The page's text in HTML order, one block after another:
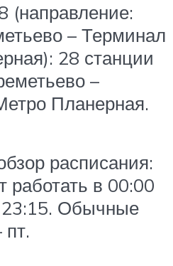
(направление:
– Терминал
28 станции
–
Планерная.
расписания:
работать в 00:00
23:15. Обычные